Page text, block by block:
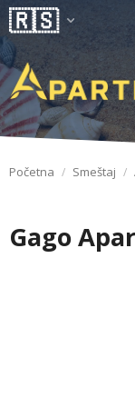
Početna Smeštaj
Gago